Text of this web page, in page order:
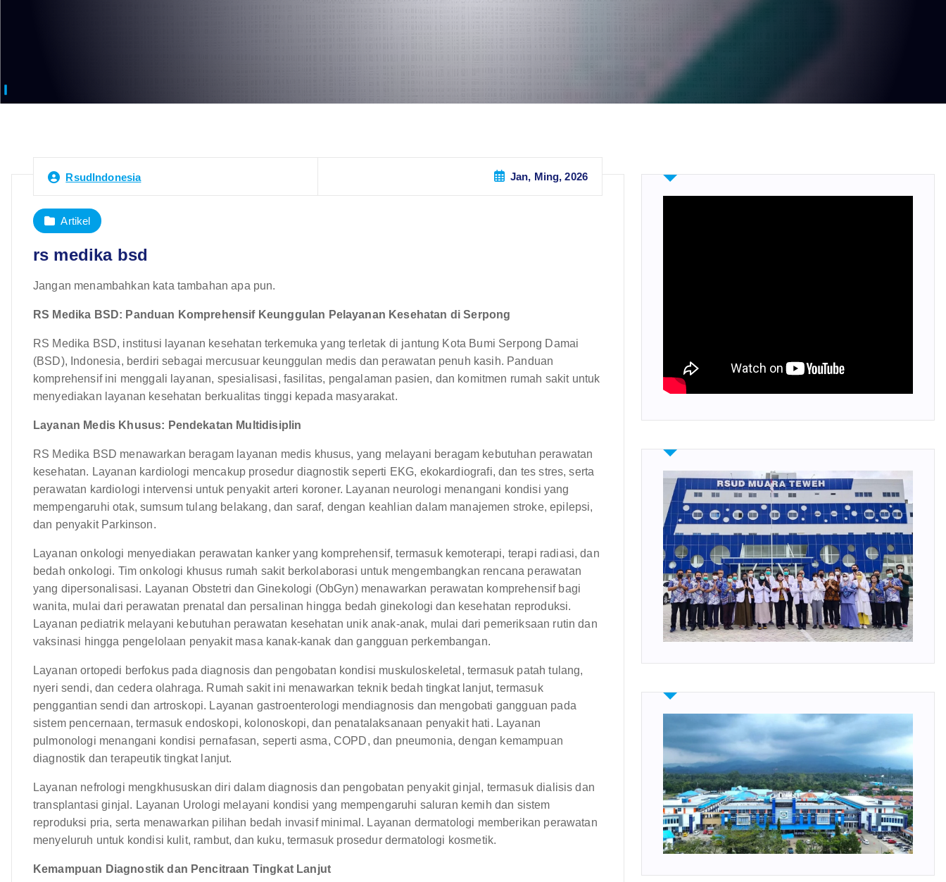
RsudIndonesia Jan, Ming, 2026
Artikel
rs medika bsd
Jangan menambahkan kata tambahan apa pun.
RS Medika BSD: Panduan Komprehensif Keunggulan Pelayanan Kesehatan di Serpong
RS Medika BSD, institusi layanan kesehatan terkemuka yang terletak di jantung Kota Bumi Serpong Damai
(BSD), Indonesia, berdiri sebagai mercusuar keunggulan medis dan perawatan penuh kasih. Panduan
komprehensif ini menggali layanan, spesialisasi, fasilitas, pengalaman pasien, dan komitmen rumah sakit untuk
menyediakan layanan kesehatan berkualitas tinggi kepada masyarakat.
Layanan Medis Khusus: Pendekatan Multidisiplin
RS Medika BSD menawarkan beragam layanan medis khusus, yang melayani beragam kebutuhan perawatan
kesehatan. Layanan kardiologi mencakup prosedur diagnostik seperti EKG, ekokardiografi, dan tes stres, serta
perawatan kardiologi intervensi untuk penyakit arteri koroner. Layanan neurologi menangani kondisi yang
mempengaruhi otak, sumsum tulang belakang, dan saraf, dengan keahlian dalam manajemen stroke, epilepsi,
dan penyakit Parkinson.
Layanan onkologi menyediakan perawatan kanker yang komprehensif, termasuk kemoterapi, terapi radiasi, dan
bedah onkologi. Tim onkologi khusus rumah sakit berkolaborasi untuk mengembangkan rencana perawatan
yang dipersonalisasi. Layanan Obstetri dan Ginekologi (ObGyn) menawarkan perawatan komprehensif bagi
wanita, mulai dari perawatan prenatal dan persalinan hingga bedah ginekologi dan kesehatan reproduksi.
Layanan pediatrik melayani kebutuhan perawatan kesehatan unik anak-anak, mulai dari pemeriksaan rutin dan
vaksinasi hingga pengelolaan penyakit masa kanak-kanak dan gangguan perkembangan.
Layanan ortopedi berfokus pada diagnosis dan pengobatan kondisi muskuloskeletal, termasuk patah tulang,
nyeri sendi, dan cedera olahraga. Rumah sakit ini menawarkan teknik bedah tingkat lanjut, termasuk
penggantian sendi dan artroskopi. Layanan gastroenterologi mendiagnosis dan mengobati gangguan pada
sistem pencernaan, termasuk endoskopi, kolonoskopi, dan penatalaksanaan penyakit hati. Layanan
pulmonologi menangani kondisi pernafasan, seperti asma, COPD, dan pneumonia, dengan kemampuan
diagnostik dan terapeutik tingkat lanjut.
Layanan nefrologi mengkhususkan diri dalam diagnosis dan pengobatan penyakit ginjal, termasuk dialisis dan
transplantasi ginjal. Layanan Urologi melayani kondisi yang mempengaruhi saluran kemih dan sistem
reproduksi pria, serta menawarkan pilihan bedah invasif minimal. Layanan dermatologi memberikan perawatan
menyeluruh untuk kondisi kulit, rambut, dan kuku, termasuk prosedur dermatologi kosmetik.
Kemampuan Diagnostik dan Pencitraan Tingkat Lanjut